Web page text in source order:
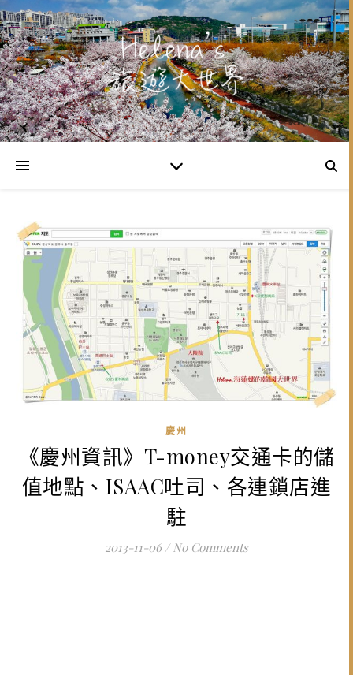
慶州
《慶州資訊》T-money交通卡的儲
值地點、ISAAC吐司、各連鎖店進
駐
2013-11-06 / No Comments